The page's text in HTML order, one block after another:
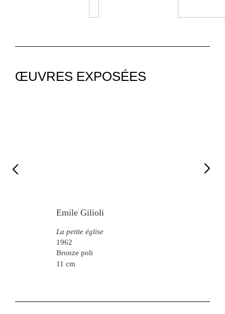
ŒUVRES EXPOSÉES
Emile Gilioli
La petite église
1962
Bronze poli
11 cm